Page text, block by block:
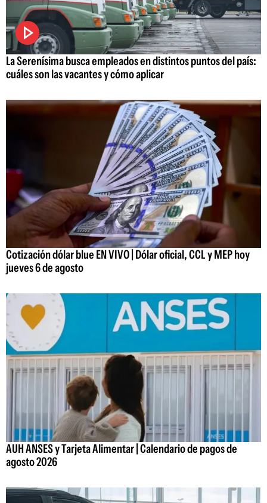
La Serenísima busca empleados en distintos puntos del país:
cuáles son las vacantes y cómo aplicar
Cotización dólar blue EN VIVO | Dólar oficial, CCL y MEP hoy
jueves 6 de agosto
AUH ANSES y Tarjeta Alimentar | Calendario de pagos de
agosto 2026